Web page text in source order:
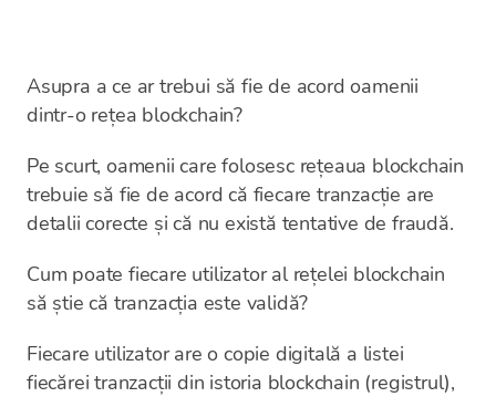
Asupra a ce ar trebui să fie de acord oamenii
dintr-o rețea blockchain?
Pe scurt, oamenii care folosesc rețeaua blockchain
trebuie să fie de acord că fiecare tranzacție are
detalii corecte și că nu există tentative de fraudă.
Cum poate fiecare utilizator al rețelei blockchain
să știe că tranzacția este validă?
Fiecare utilizator are o copie digitală a listei
fiecărei tranzacții din istoria blockchain (registrul),